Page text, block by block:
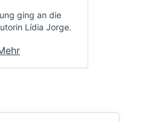
ging an die
Lídia Jorge.